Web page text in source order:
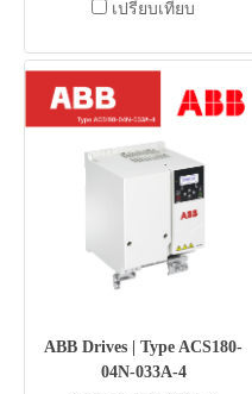
เปรียบเทียบ
ABB Drives | Type ACS180-
04N-033A-4